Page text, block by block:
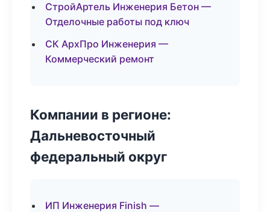
СтройАртель Инженерия Бетон —
Отделочные работы под ключ
СК АрхПро Инженерия —
Коммерческий ремонт
Компании в регионе:
Дальневосточный
федеральный округ
ИП Инженерия Finish —